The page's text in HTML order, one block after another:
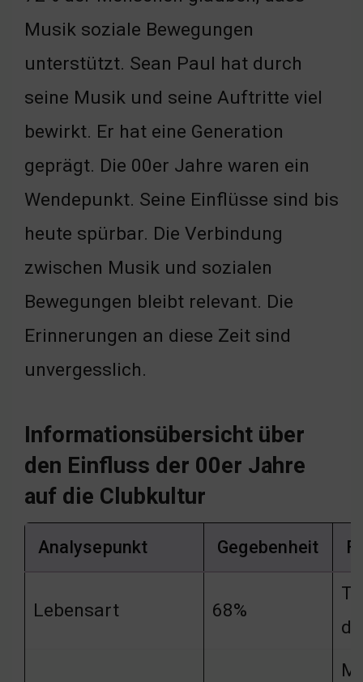
Musik soziale Bewegungen
unterstützt. Sean Paul hat durch
seine Musik und seine Auftritte viel
bewirkt. Er hat eine Generation
geprägt. Die 00er Jahre waren ein
Wendepunkt. Seine Einflüsse sind bis
heute spürbar. Die Verbindung
zwischen Musik und sozialen
Bewegungen bleibt relevant. Die
Erinnerungen an diese Zeit sind
unvergesslich.
Informationsübersicht über
den Einfluss der 00er Jahre
auf die Clubkultur
Analysepunkt Gegebenheit
Lebensart 68%